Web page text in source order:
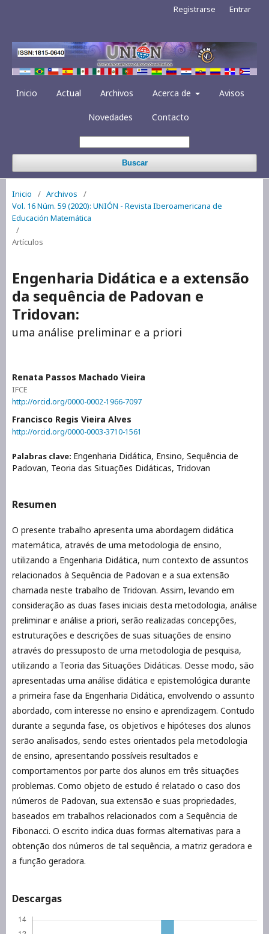
Inicio Actual Archivos Acerca de Avisos
Novedades Contacto
Buscar
Registrarse Entrar
Inicio / Archivos
/
Vol. 16 Núm. 59 (2020): UNIÓN - Revista Iberoamericana de
Educación Matemática
/
Artículos
Engenharia Didática e a extensão
da sequência de Padovan e
Tridovan:
uma análise preliminar e a priori
Renata Passos Machado Vieira
IFCE
http://orcid.org/0000-0002-1966-7097
Francisco Regis Vieira Alves
http://orcid.org/0000-0003-3710-1561
Palabras clave: Engenharia Didática, Ensino, Sequência de
Padovan, Teoria das Situações Didáticas, Tridovan
Resumen
O presente trabalho apresenta uma abordagem didática
matemática, através de uma metodologia de ensino,
utilizando a Engenharia Didática, num contexto de assuntos
relacionados à Sequência de Padovan e a sua extensão
chamada neste trabalho de Tridovan. Assim, levando em
consideração as duas fases iniciais desta metodologia, análise
preliminar e análise a priori, serão realizadas concepções,
estruturações e descrições de suas situações de ensino
através do pressuposto de uma metodologia de pesquisa,
utilizando a Teoria das Situações Didáticas. Desse modo, são
apresentadas uma análise didática e epistemológica durante
a primeira fase da Engenharia Didática, envolvendo o assunto
abordado, com interesse no ensino e aprendizagem. Contudo
durante a segunda fase, os objetivos e hipóteses dos alunos
serão analisados, sendo estes orientados pela metodologia
de ensino, apresentando possíveis resultados e
comportamentos por parte dos alunos em três situações
problemas. Como objeto de estudo é relatado o caso dos
números de Padovan, sua extensão e suas propriedades,
baseados em trabalhos relacionados com a Sequência de
Fibonacci. O escrito indica duas formas alternativas para a
obtenção dos números de tal sequência, a matriz geradora e
a função geradora.
Descargas